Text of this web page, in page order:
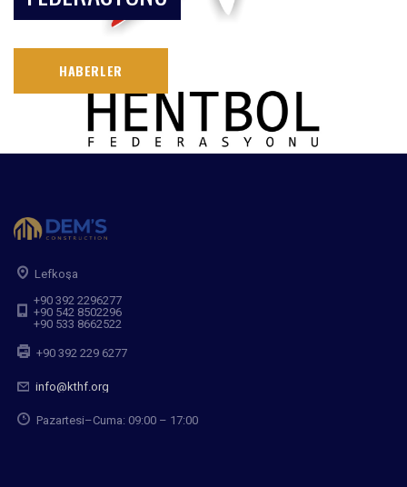
HABERLER
Lefkoşa
+90 392 2296277
+90 542 8502296
+90 533 8662522
+90 392 229 6277
info@kthf.org
Pazartesi–Cuma: 09:00 – 17:00